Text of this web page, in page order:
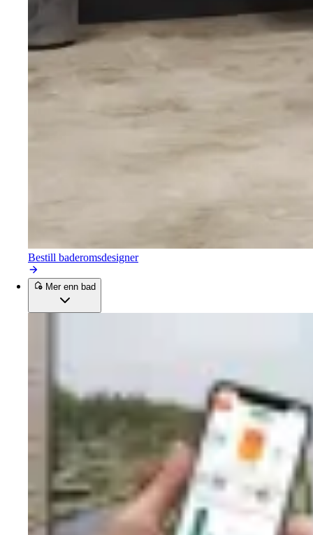
Bestill baderomsdesigner
Mer enn bad